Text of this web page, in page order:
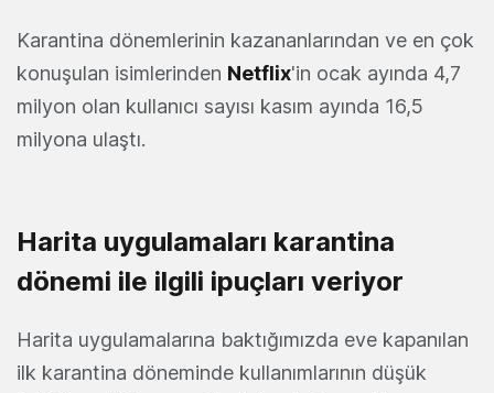
Karantina dönemlerinin kazananlarından ve en çok
konuşulan isimlerinden Netflix'in ocak ayında 4,7
milyon olan kullanıcı sayısı kasım ayında 16,5
milyona ulaştı.
Harita uygulamaları karantina
dönemi ile ilgili ipuçları veriyor
Harita uygulamalarına baktığımızda eve kapanılan
ilk karantina döneminde kullanımlarının düşük